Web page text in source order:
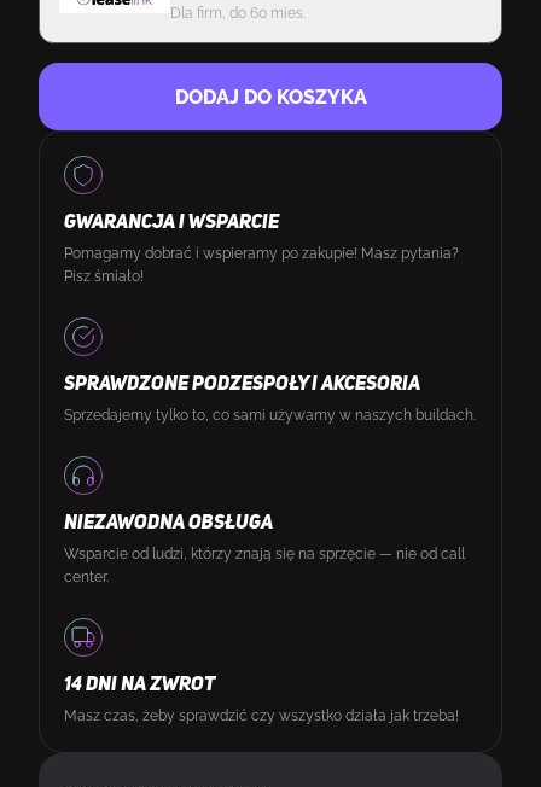
Dla firm, do 60 mies.
DODAJ DO KOSZYKA
GWARANCJA I WSPARCIE
Pomagamy dobrać i wspieramy po zakupie! Masz pytania?
Pisz śmiało!
SPRAWDZONE PODZESPOŁY I AKCESORIA
Sprzedajemy tylko to, co sami używamy w naszych buildach.
NIEZAWODNA OBSŁUGA
Wsparcie od ludzi, którzy znają się na sprzęcie — nie od call
center.
14 DNI NA ZWROT
Masz czas, żeby sprawdzić czy wszystko działa jak trzeba!